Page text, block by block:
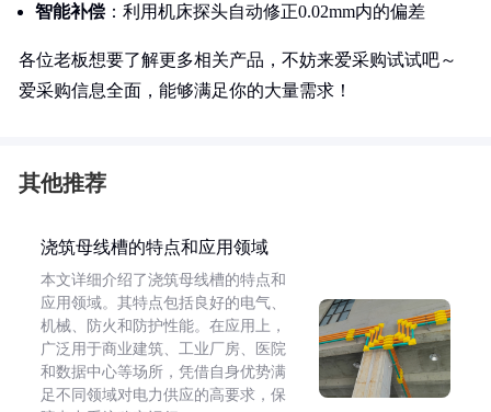
智能补偿 ：利用机床探头自动修正0.02mm内的偏差
各位老板想要了解更多相关产品，不妨来爱采购试试吧～
爱采购信息全面，能够满足你的大量需求！
其他推荐
浇筑母线槽的特点和应用领域
本文详细介绍了浇筑母线槽的特点和
应用领域。其特点包括良好的电气、
机械、防火和防护性能。在应用上，
广泛用于商业建筑、工业厂房、医院
和数据中心等场所，凭借自身优势满
足不同领域对电力供应的高要求，保